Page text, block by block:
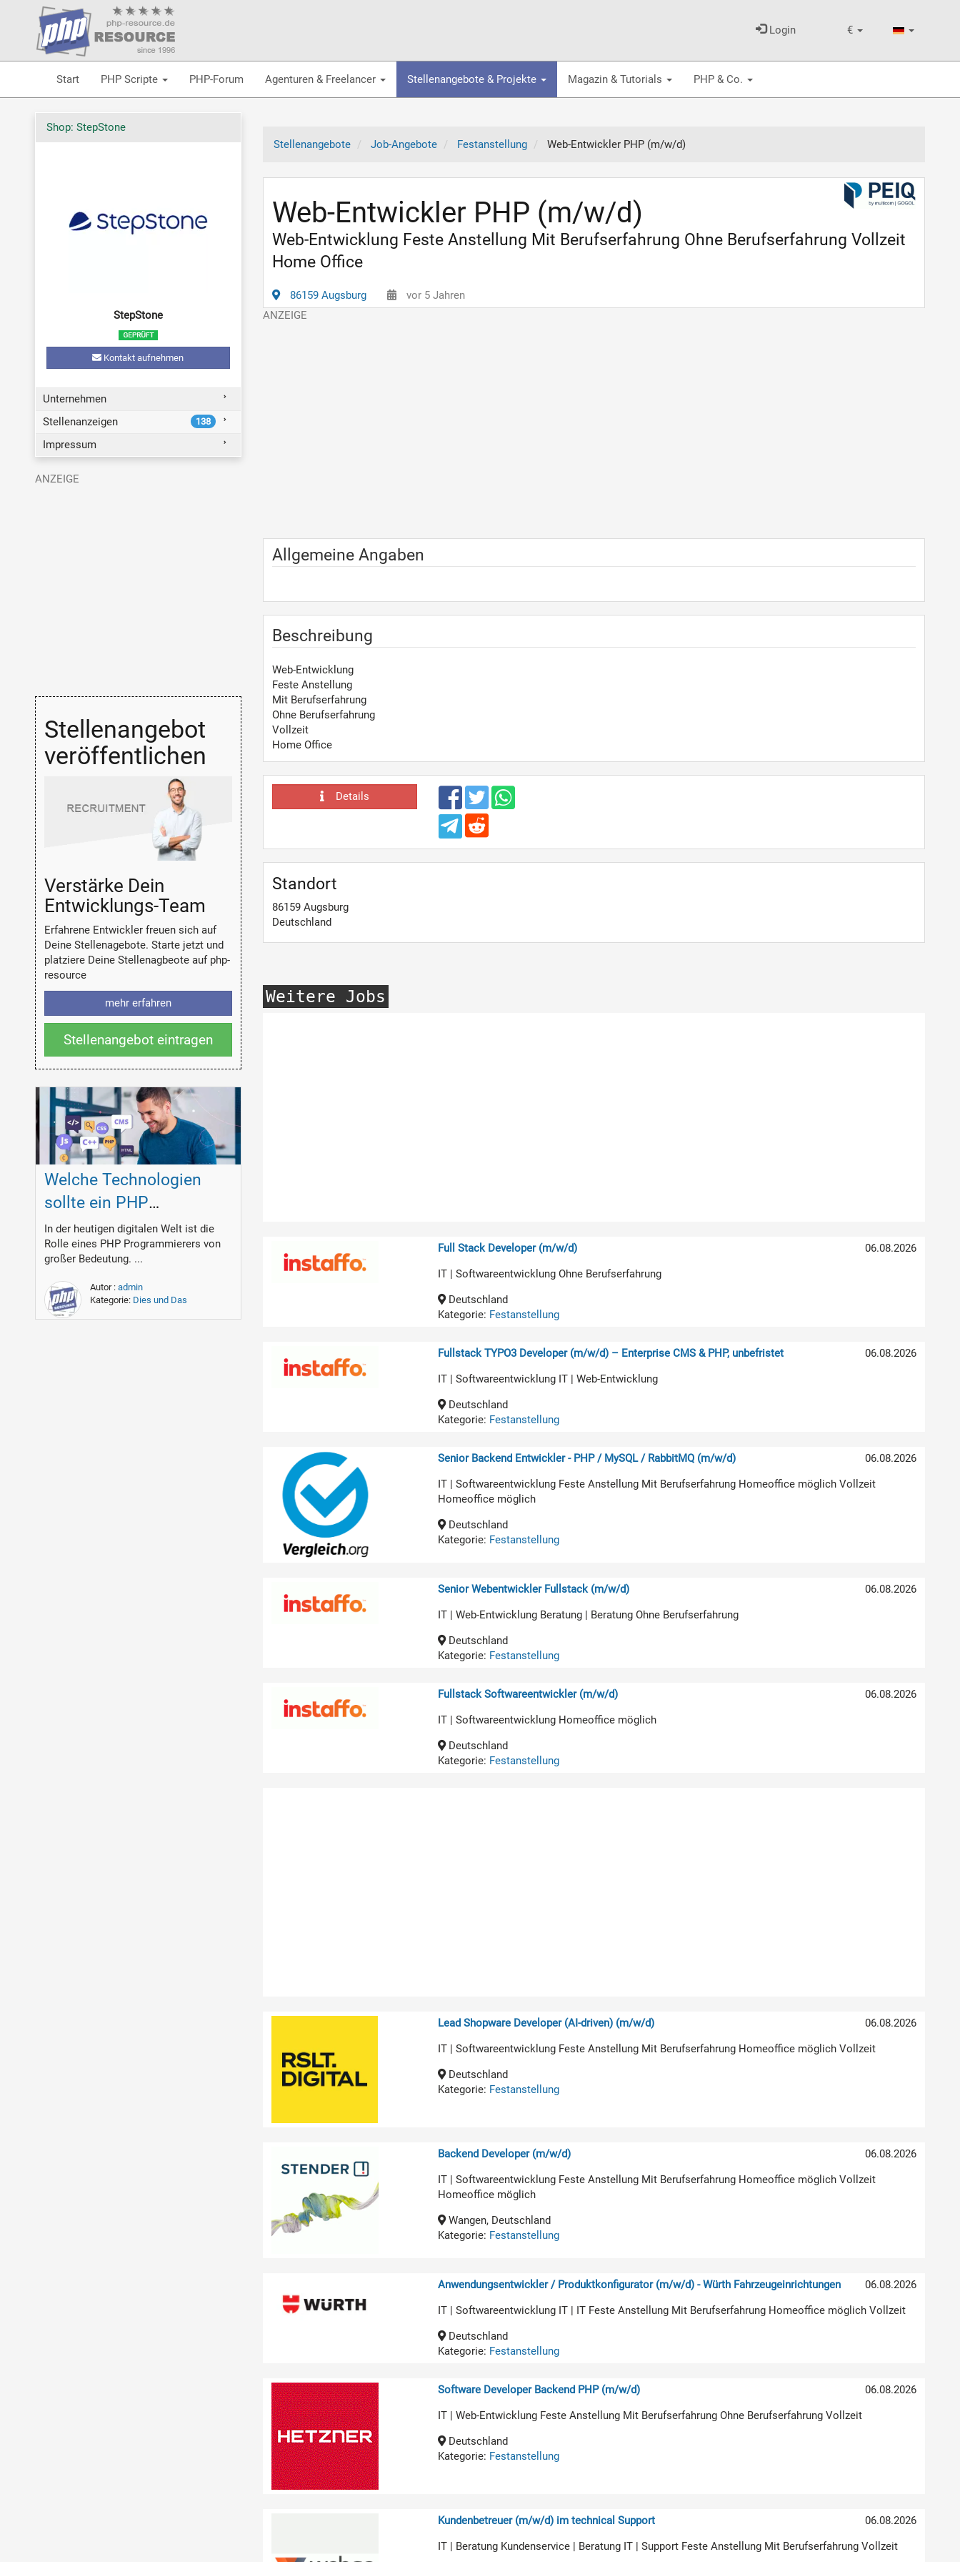
€
Login
Start PHP Scripte PHP-Forum Agenturen & Freelancer Stellenangebote & Projekte Magazin & Tutorials PHP & Co.
Stellenangebote Job-Angebote Festanstellung Web-Entwickler PHP (m/w/d)
Web-Entwickler PHP (m/w/d)
Web-Entwicklung Feste Anstellung Mit Berufserfahrung Ohne Berufserfahrung Vollzeit
Home Office
86159 Augsburg vor 5 Jahren
Allgemeine Angaben
Beschreibung
Web-Entwicklung
Feste Anstellung
Mit Berufserfahrung
Ohne Berufserfahrung
Vollzeit
Home Office
Details
Standort
86159 Augsburg
Deutschland
Weitere Jobs
06.08.2026
Full Stack Developer (m/w/d)
IT | Softwareentwicklung Ohne Berufserfahrung
Deutschland
Kategorie: Festanstellung
06.08.2026
Fullstack TYPO3 Developer (m/w/d) – Enterprise CMS & PHP, unbefristet
IT | Softwareentwicklung IT | Web-Entwicklung
Deutschland
Kategorie: Festanstellung
06.08.2026
Senior Backend Entwickler - PHP / MySQL / RabbitMQ (m/w/d)
IT | Softwareentwicklung Feste Anstellung Mit Berufserfahrung Homeoffice möglich Vollzeit
Homeoffice möglich
Deutschland
Kategorie: Festanstellung
06.08.2026
Senior Webentwickler Fullstack (m/w/d)
IT | Web-Entwicklung Beratung | Beratung Ohne Berufserfahrung
Deutschland
Kategorie: Festanstellung
06.08.2026
Fullstack Softwareentwickler (m/w/d)
IT | Softwareentwicklung Homeoffice möglich
Deutschland
Kategorie: Festanstellung
06.08.2026
Lead Shopware Developer (AI-driven) (m/w/d)
IT | Softwareentwicklung Feste Anstellung Mit Berufserfahrung Homeoffice möglich Vollzeit
Deutschland
Kategorie: Festanstellung
06.08.2026
Backend Developer (m/w/d)
IT | Softwareentwicklung Feste Anstellung Mit Berufserfahrung Homeoffice möglich Vollzeit
Homeoffice möglich
Wangen, Deutschland
Kategorie: Festanstellung
06.08.2026
Anwendungsentwickler / Produktkonfigurator (m/w/d) - Würth Fahrzeugeinrichtungen
IT | Softwareentwicklung IT | IT Feste Anstellung Mit Berufserfahrung Homeoffice möglich Vollzeit
Deutschland
Kategorie: Festanstellung
06.08.2026
Software Developer Backend PHP (m/w/d)
IT | Web-Entwicklung Feste Anstellung Mit Berufserfahrung Ohne Berufserfahrung Vollzeit
Deutschland
Kategorie: Festanstellung
06.08.2026
Kundenbetreuer (m/w/d) im technical Support
IT | Beratung Kundenservice | Beratung IT | Support Feste Anstellung Mit Berufserfahrung Vollzeit
Shop: StepStone
StepStone
Kontakt aufnehmen
Unternehmen
Stellenanzeigen
138
Impressum
Stellenangebot
veröffentlichen
Verstärke Dein
Entwicklungs-Team
Erfahrene Entwickler freuen sich auf
Deine Stellenagebote. Starte jetzt und
platziere Deine Stellenagbeote auf php-
resource
mehr erfahren
Stellenangebot eintragen
Welche Technologien
sollte ein PHP
Programmierer
beherrschen?
In der heutigen digitalen Welt ist die
Rolle eines PHP Programmierers von
großer Bedeutung. ...
Autor : admin
Kategorie: Dies und Das